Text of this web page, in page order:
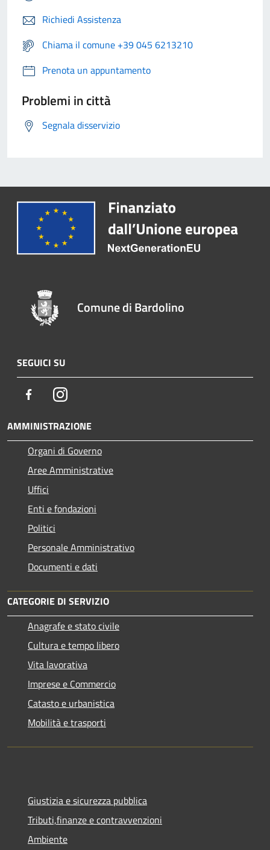
Richiedi Assistenza
Chiama il comune +39 045 6213210
Prenota un appuntamento
Problemi in città
Segnala disservizio
Comune di Bardolino
SEGUICI SU
FacebookInstagram
AMMINISTRAZIONE
Organi di Governo
Aree Amministrative
Uffici
Enti e fondazioni
Politici
Personale Amministrativo
Documenti e dati
CATEGORIE DI SERVIZIO
Anagrafe e stato civile
Cultura e tempo libero
Vita lavorativa
Imprese e Commercio
Catasto e urbanistica
Mobilità e trasporti
Giustizia e sicurezza pubblica
Tributi,finanze e contravvenzioni
Ambiente